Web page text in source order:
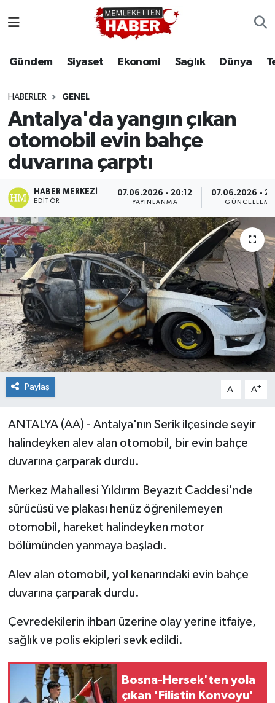
Gündem Siyaset Ekonomi Sağlık Dünya
HABERLER GENEL
Antalya'da yangın çıkan
otomobil evin bahçe
duvarına çarptı
HABER MERKEZI
EDITÖR
07.06.2026 - 20:12
YAYINLANMA
07.06.2026 -
GÜNCELLEME
Paylaş A- A+
ANTALYA (AA) - Antalya'nın Serik ilçesinde seyir
halindeyken alev alan otomobil, bir evin bahçe
duvarına çarparak durdu.
Merkez Mahallesi Yıldırım Beyazıt Caddesi'nde
sürücüsü ve plakası henüz öğrenilemeyen
otomobil, hareket halindeyken motor
bölümünden yanmaya başladı.
Alev alan otomobil, yol kenarındaki evin bahçe
duvarına çarparak durdu.
Çevredekilerin ihbarı üzerine olay yerine itfaiye,
sağlık ve polis ekipleri sevk edildi.
Bosna-Hersek'ten yola
çıkan 'Filistin Konvoyu'